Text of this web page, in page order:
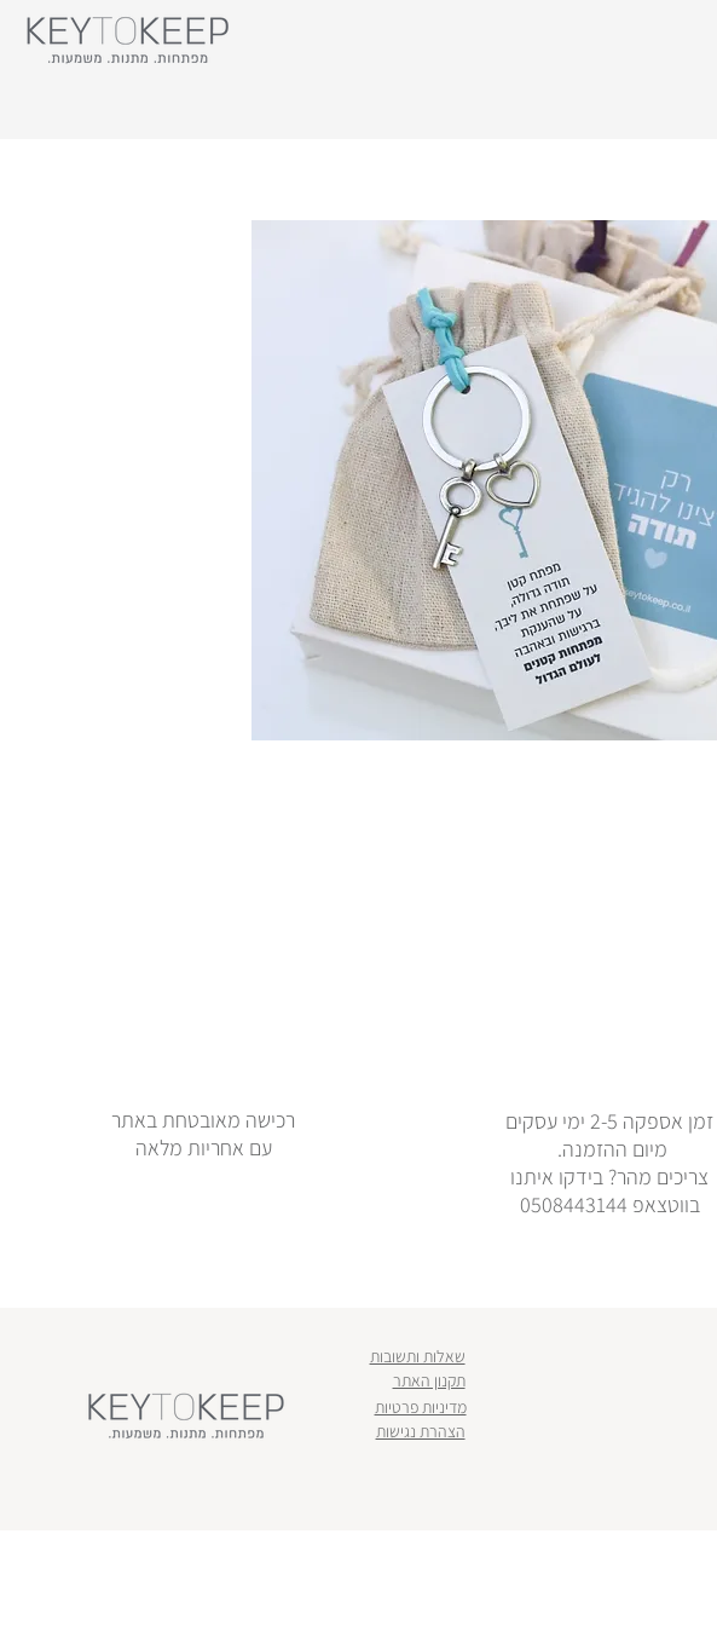
רכישה מאובטחת באתר
עם אחריות מלאה
זמן אספקה 2-5 ימי עסקים
מיום ההזמנה.
צריכים מהר? בידקו איתנו
בווטצאפ 0508443144
שאלות ותשובות
תקנון האתר
מדיניות פרטיות
הצהרת נגישות